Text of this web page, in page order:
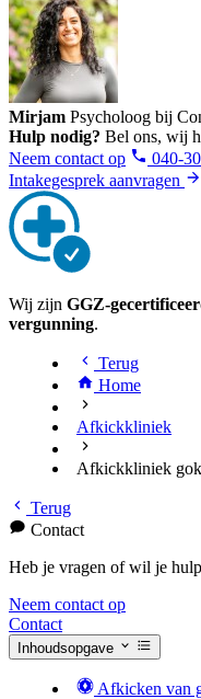
Mirjam Psycholoog bij
Hulp nodig? Bel ons, wij
Neem contact op
040-
Intakegesprek aanvragen
Wij zijn GGZ-
vergunning.
Terug
Home
Afkickkliniek
Afkickkliniek
Terug
Contact
Heb je vragen of wil je
Neem contact op
Contact
Inhoudsopgave
Afkicken van